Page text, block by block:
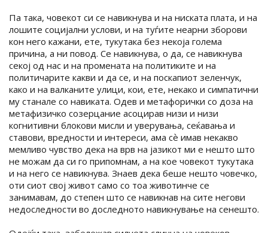
Па така, човекот си се навикнува и на ниската плата, и на
лошите социјални услови, и на туѓите неарни зборови
кон него кажани, ете, тукутака без некоја голема
причина, а ни повод. Се навикнува, о да, се навикнува
секој од нас и на промената на политиките и на
политичарите какви и да се, и на поскапиот зеленчук,
како и на валканите улици, кои, ете, некако и симпатични
му станале со навиката. Одев и метафорички со доза на
метафизичко созерцание асоцирав низи и низи
когнитивни блокови мисли и уверувања, сеќавања и
ставови, вредности и интереси, ама сѐ имав некакво
мемливо чувство дека на врв на јазикот ми е нешто што
не можам да си го припомнам, а на кое човекот тукутака
и на него се навикнува. Знаев дека беше нешто човечко,
оти сиот свој живот само со тоа животинче се
занимавам, до степен што се навикнав на сите негови
недоследности во доследното навикнување на сенешто.